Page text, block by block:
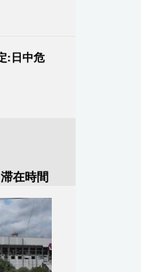
:日中危
滞在時間